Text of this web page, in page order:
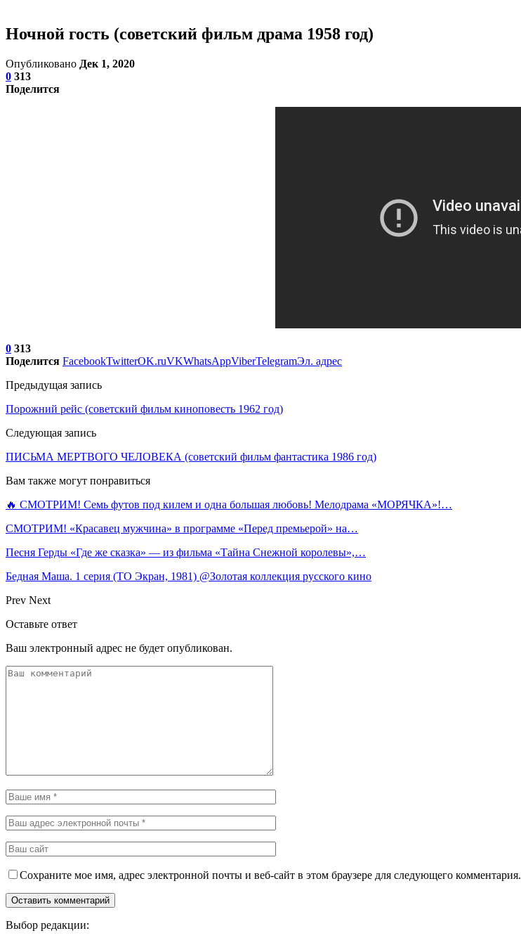
Ночной гость (советский фильм драма 1958 год)
Опубликовано Дек 1, 2020
0 313
Поделится
0 313
Поделится FacebookTwitterOK.ruVKWhatsAppViberTelegramЭл. адрес
Предыдущая запись
Порожний рейс (советский фильм киноповесть 1962 год)
Следующая запись
ПИСЬМА МЕРТВОГО ЧЕЛОВЕКА (советский фильм фантастика 1986 год)
Вам также могут понравиться
🔥 СМОТРИМ! Семь футов под килем и одна большая любовь! Мелодрама «МОРЯЧКА»!…
СМОТРИМ! «Красавец мужчина» в программе «Перед премьерой» на…
Песня Герды «Где же сказка» — из фильма «Тайна Снежной королевы»,…
Бедная Маша. 1 серия (ТО Экран, 1981) @Золотая коллекция русского кино
Prev Next
Оставьте ответ
Ваш электронный адрес не будет опубликован.
Сохраните мое имя, адрес электронной почты и веб-сайт в этом браузере для следующего комментария.
Выбор редакции: